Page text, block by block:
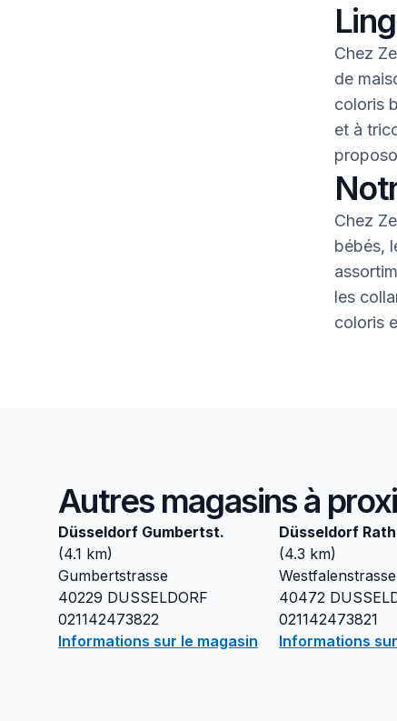
Chez
de
coloris
et à
Chez
bébés,
les
coloris
Autres magasins à
Düsseldorf Gumbertst.
(4.1 km)
Gumbertstrasse
40229 DUSSELDORF
021142473822
Informations sur le magasin
Düsseldorf Rath
(4.3 km)
Westfalenstrasse
40472
021142473821
Informations